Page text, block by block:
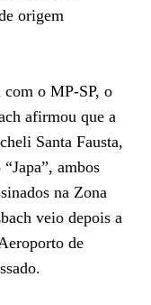
origem
com o MP-SP, o
afirmou que a
Santa Fausta,
ambos
na Zona
veio depois a
de